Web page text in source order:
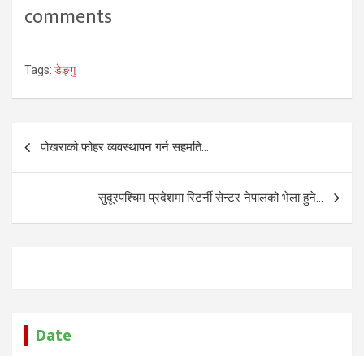
comments
Tags: डेङ्गु
Post
navigation
पोखराको फोहर व्यवस्थापन गर्न सहमति…
सुदूरपश्चिम प्रदेशमा रिटर्नी सेन्टर नेपालको भेला हुने…
Date